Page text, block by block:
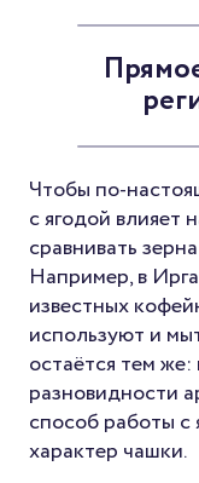
Чтобы по-
с ягодой влияет
сравнивать
Например, в
известных
используют и
остаётся тем
разновидности
способ работы с
характер чашки.